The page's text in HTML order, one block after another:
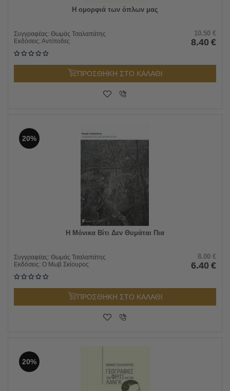
Η ομορφιά των όπλων μας
Συγγραφέας: Θωμάς Τσαλαπάτης
Εκδόσεις: Αντίποδες
10.50 €
8.40 €
ΠΡΟΣΘΗΚΗ ΣΤΟ ΚΑΛΑΘΙ
20%
Η Μόνικα Βίτι Δεν Θυμάται Πια
Συγγραφέας: Θωμάς Τσαλαπάτης
Εκδόσεις: Ο Μωβ Σκίουρος
8.00 €
6.40 €
ΠΡΟΣΘΗΚΗ ΣΤΟ ΚΑΛΑΘΙ
20%